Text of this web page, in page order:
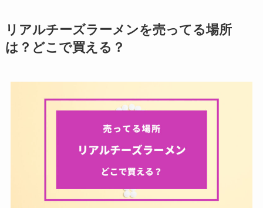
リアルチーズラーメンを売ってる場所
は？どこで買える？